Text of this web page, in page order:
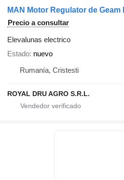
Precio a consultar
Elevalunas electrico
Estado nuevo
Rumanía, Cristesti
ROYAL DRU AGRO S.R.L.